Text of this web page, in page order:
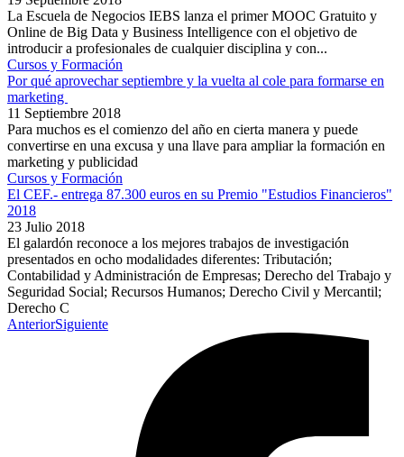
La Escuela de Negocios IEBS lanza el primer MOOC Gratuito y
Online de Big Data y Business Intelligence con el objetivo de
introducir a profesionales de cualquier disciplina y con...
Cursos y Formación
Por qué aprovechar septiembre y la vuelta al cole para formarse en
marketing
11 Septiembre 2018
Para muchos es el comienzo del año en cierta manera y puede
convertirse en una excusa y una llave para ampliar la formación en
marketing y publicidad
Cursos y Formación
El CEF.- entrega 87.300 euros en su Premio "Estudios Financieros"
2018
23 Julio 2018
El galardón reconoce a los mejores trabajos de investigación
presentados en ocho modalidades diferentes: Tributación;
Contabilidad y Administración de Empresas; Derecho del Trabajo y
Seguridad Social; Recursos Humanos; Derecho Civil y Mercantil;
Derecho C
AnteriorSiguiente